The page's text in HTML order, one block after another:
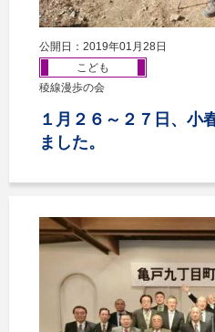
公開日：2019年01月28日
こども
稜線漫歩の会
１月２６～２７日、小
ました。